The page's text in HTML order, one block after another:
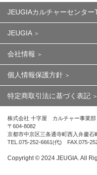
JEUGIAカルチャーセンター
JEUGIA
会社情報
個人情報保護方針
特定商取引法に基づく表記
株式会社 十字屋 カルチャー事業部
〒604-8082
京都市中京区三条通寺町西入弁慶石
TEL.075-252-6661(代) FAX.075-
Copyright ©︎ 2024 JEUGIA. All